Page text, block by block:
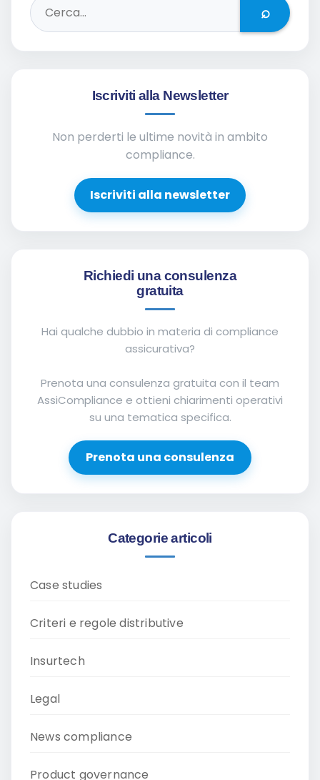
⌕
Iscriviti alla Newsletter
Non perderti le ultime novità in ambito
compliance.
Iscriviti alla newsletter
Richiedi una consulenza
gratuita
Hai qualche dubbio in materia di compliance
assicurativa?
Prenota una consulenza gratuita con il team
AssiCompliance e ottieni chiarimenti operativi
su una tematica specifica.
Prenota una consulenza
Categorie articoli
Case studies
Criteri e regole distributive
Insurtech
Legal
News compliance
Product governance